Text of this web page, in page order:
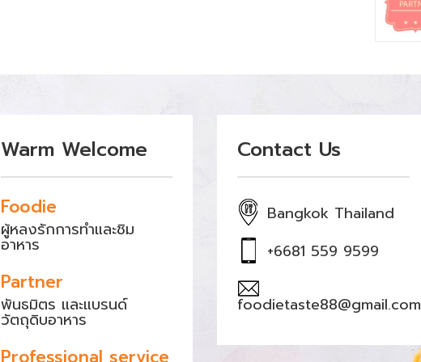
Warm Welcome
Foodie
ผู้หลงรักการทำและชิม
อาหาร
Partner
พันธมิตร และแบรนด์
วัตถุดิบอาหาร
Contact Us
Bangkok Thailand
+6681 559 9599
foodietaste88@gmail.com